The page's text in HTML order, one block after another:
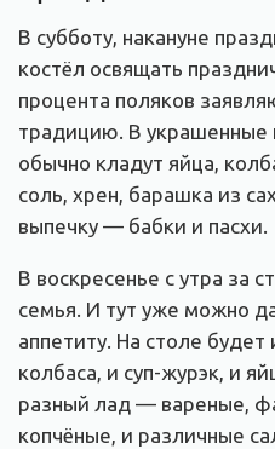
В субботу, накануне
костёл освящать
процента поляков
традицию. В украшенные
обычно кладут яйца,
соль, хрен, барашка из
выпечку — бабки и пасхи.
В воскресенье с утра за
семья. И тут уже можно
аппетиту. На столе будет
колбаса, и суп-журэк, и
разный лад — вареные,
копчёные, и различные